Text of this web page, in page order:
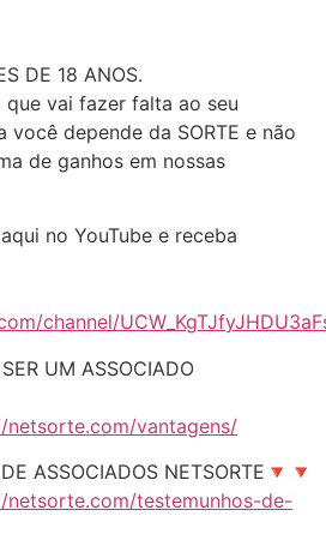
DE 18 ANOS.
vai fazer falta ao seu
depende da SORTE e não
de ganhos em nossas
no YouTube e receba
channel/
UM ASSOCIADO
netsorte.com/vantagens/
ASSOCIADOS NETSORTE🔻🔻
netsorte.com/testemunhos-de-